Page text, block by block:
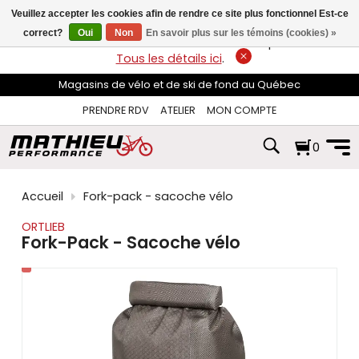
flèches
haut
et
pour
sélectionner
disponible.
Appuyez
pour
au
résultat
de
d'appareils
LIVRAISON GRATUITEsur les commandes de plus de 74$*.
Tous les détails ici.
Magasins de vélo et de ski de fond au Québec
PRENDRE RDV
ATELIER MON COMPTE
0
Accueil
Fork-pack - sacoche vélo
ORTLIEB
Fork-Pack - Sacoche vélo
Veuillez accepter les cookies afin de rendre ce site plus fonctionnel Est-ce
correct?
Oui Non En savoir plus sur les témoins (cookies) »